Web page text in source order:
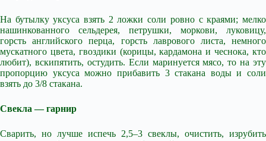
На бутылку уксуса взять 2 ложки соли ровно с краями; мелко
нашинкованного сельдерея, петрушки, моркови, луковицу,
горсть английского перца, горсть лаврового листа, немного
мускатного цвета, гвоздики (корицы, кардамона и чеснока, кто
любит), вскипятить, остудить. Если маринуется мясо, то на эту
пропорцию уксуса можно прибавить 3 стакана воды и соли
взять до 3/8 стакана.
Свекла — гарнир
Сварить, но лучше испечь 2,5–3 свеклы, очистить, изрубить